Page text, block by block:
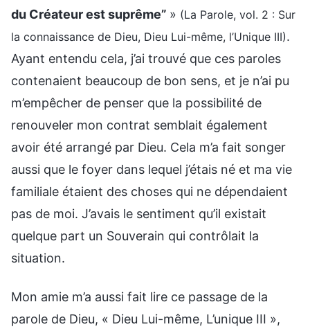
du Créateur est suprême” » (La Parole, vol. 2 : Sur
la connaissance de Dieu, Dieu Lui-même, l’Unique III).
Ayant entendu cela, j’ai trouvé que ces paroles
contenaient beaucoup de bon sens, et je n’ai pu
m’empêcher de penser que la possibilité de
renouveler mon contrat semblait également
avoir été arrangé par Dieu. Cela m’a fait songer
aussi que le foyer dans lequel j’étais né et ma vie
familiale étaient des choses qui ne dépendaient
pas de moi. J’avais le sentiment qu’il existait
quelque part un Souverain qui contrôlait la
situation.
Mon amie m’a aussi fait lire ce passage de la
parole de Dieu, « Dieu Lui-même, L’unique III »,